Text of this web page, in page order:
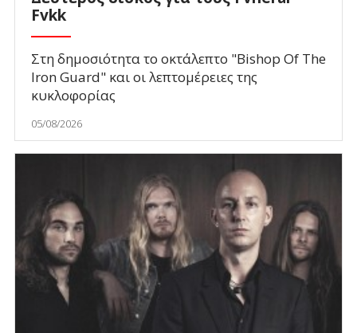
Fvkk
Στη δημοσιότητα το οκτάλεπτο "Bishop Of The
Iron Guard" και οι λεπτομέρειες της
κυκλοφορίας
05/08/2026